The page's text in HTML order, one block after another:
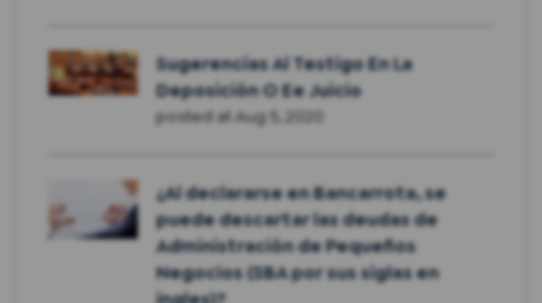
Sugerencias Al Testigo En La
Deposición O Ee Juicio
posted at Aug 5, 2020
¿Al declararse en Bancarrota, se
puede descartar las deudas de
Administración de Pequeños
Negocios (SBA por sus siglas en